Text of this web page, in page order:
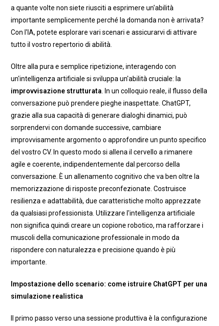
a quante volte non siete riusciti a esprimere un'abilità
importante semplicemente perché la domanda non è arrivata?
Con l'IA, potete esplorare vari scenari e assicurarvi di attivare
tutto il vostro repertorio di abilità.
Oltre alla pura e semplice ripetizione, interagendo con
un'intelligenza artificiale si sviluppa un'abilità cruciale: la
improvvisazione strutturata . In un colloquio reale, il flusso della
conversazione può prendere pieghe inaspettate. ChatGPT,
grazie alla sua capacità di generare dialoghi dinamici, può
sorprendervi con domande successive, cambiare
improvvisamente argomento o approfondire un punto specifico
del vostro CV. In questo modo si allena il cervello a rimanere
agile e coerente, indipendentemente dal percorso della
conversazione. È un allenamento cognitivo che va ben oltre la
memorizzazione di risposte preconfezionate. Costruisce
resilienza e adattabilità, due caratteristiche molto apprezzate
da qualsiasi professionista. Utilizzare l'intelligenza artificiale
non significa quindi creare un copione robotico, ma rafforzare i
muscoli della comunicazione professionale in modo da
rispondere con naturalezza e precisione quando è più
importante.
Impostazione dello scenario: come istruire ChatGPT per una
simulazione realistica
Il primo passo verso una sessione produttiva è la configurazione